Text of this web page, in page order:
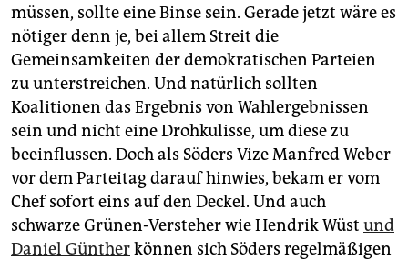
müssen, sollte eine Binse sein. Gerade jetzt wäre es
nötiger denn je, bei allem Streit die
Gemeinsamkeiten der demokratischen Parteien
zu unterstreichen. Und natürlich sollten
Koalitionen das Ergebnis von Wahlergebnissen
sein und nicht eine Drohkulisse, um diese zu
beeinflussen. Doch als Söders Vize Manfred Weber
vor dem Parteitag darauf hinwies, bekam er vom
Chef sofort eins auf den Deckel. Und auch
schwarze Grünen-Versteher wie Hendrik Wüst und
Daniel Güntherkönnen sich Söders regelmäßigen